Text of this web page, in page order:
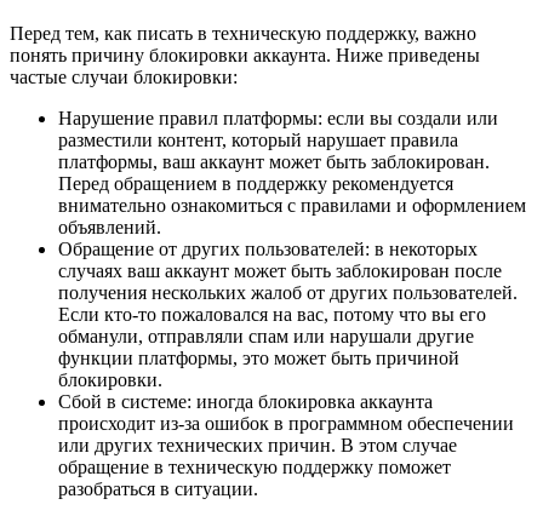
Перед тем, как писать в техническую поддержку, важно
понять причину блокировки аккаунта. Ниже приведены
частые случаи блокировки:
Нарушение правил платформы: если вы создали или
разместили контент, который нарушает правила
платформы, ваш аккаунт может быть заблокирован.
Перед обращением в поддержку рекомендуется
внимательно ознакомиться с правилами и оформлением
объявлений.
Обращение от других пользователей: в некоторых
случаях ваш аккаунт может быть заблокирован после
получения нескольких жалоб от других пользователей.
Если кто-то пожаловался на вас, потому что вы его
обманули, отправляли спам или нарушали другие
функции платформы, это может быть причиной
блокировки.
Сбой в системе: иногда блокировка аккаунта
происходит из-за ошибок в программном обеспечении
или других технических причин. В этом случае
обращение в техническую поддержку поможет
разобраться в ситуации.